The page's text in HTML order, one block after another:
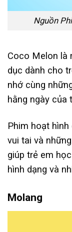
Nguồn
Coco Melon là
dục dành cho
nhớ cùng
hằng ngày của
Phim hoạt
vui tai và
giúp trẻ em
hình dạng và
Molang